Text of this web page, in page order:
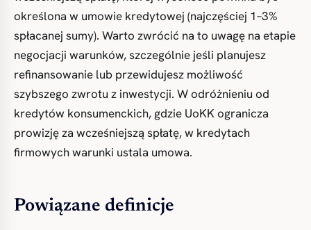
określona w umowie kredytowej (najczęściej 1–3%
spłacanej sumy). Warto zwrócić na to uwagę na etapie
negocjacji warunków, szczególnie jeśli planujesz
refinansowanie lub przewidujesz możliwość
szybszego zwrotu z inwestycji. W odróżnieniu od
kredytów konsumenckich, gdzie UoKK ogranicza
prowizję za wcześniejszą spłatę, w kredytach
firmowych warunki ustala umowa.
Powiązane definicje